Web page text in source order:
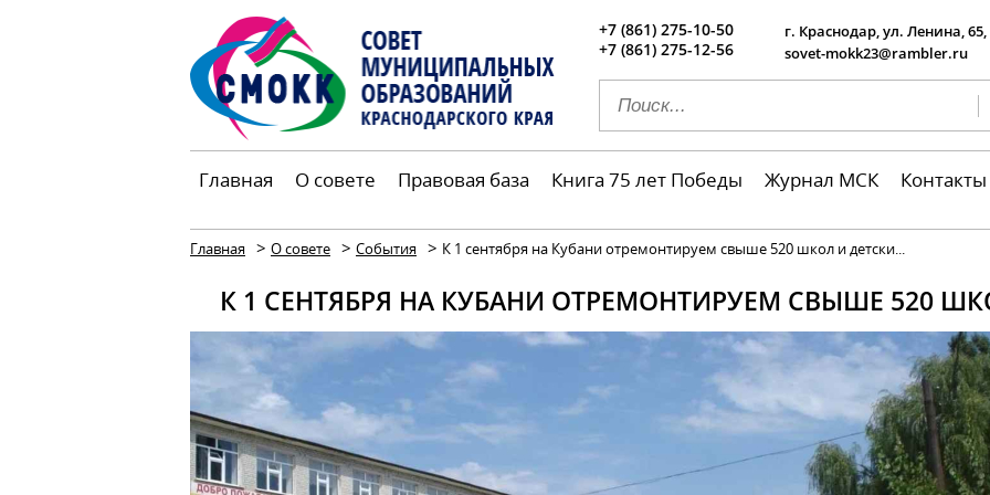
+7 (861) 275-10-50
+7 (861) 275-12-56
г. Краснодар, ул. Ленина,
sovet-mokk23@rambler.ru
Главная О совете Правовая база Книга 75 лет Победы Журнал МСК Контакты
Главная > О совете > События > К 1 сентября на Кубани отремонтируем свыше 520 школ и детски...
К 1 СЕНТЯБРЯ НА КУБАНИ ОТРЕМОНТИРУЕМ СВЫШЕ 520